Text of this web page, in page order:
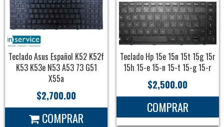
Teclado Asus Español K52 K52f
K53 K53e N53 A53 73 G51
X55a
$2,700.00
COMPRAR
Teclado Hp 15e 15n 15t 15g 15r
15h 15-e 15-n 15-t 15-g 15-r
$2,500.00
COMPRAR